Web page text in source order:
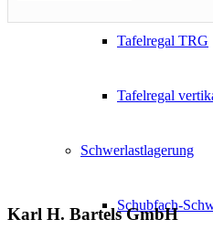
Tafelregal TRG
Tafelregal
Schwerlastlagerung
Schubfach-
Karl H. Bartels GmbH